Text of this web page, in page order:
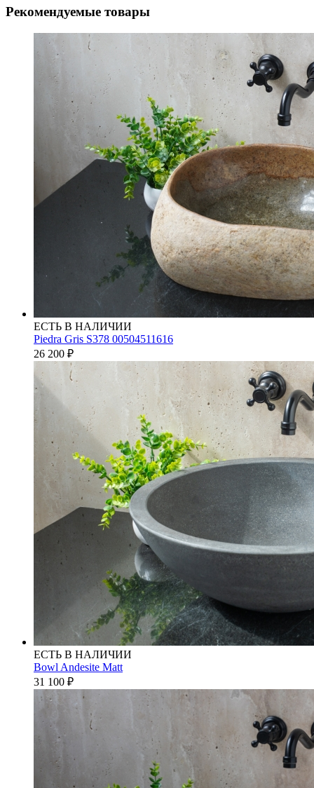
Рекомендуемые товары
ЕСТЬ В НАЛИЧИИ
Piedra Gris S378 00504511616
26 200 ₽
ЕСТЬ В НАЛИЧИИ
Bowl Andesite Matt
31 100 ₽